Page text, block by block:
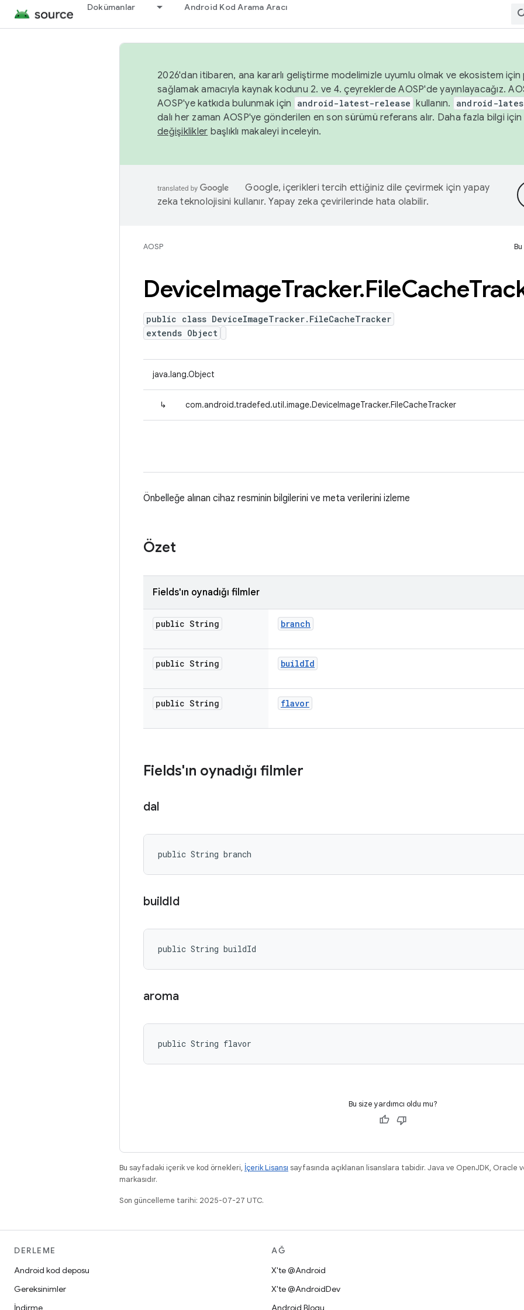
Dokümanlar Android Kod Arama Aracı
2026'dan itibaren, ana kararlı geliştirme modelimizle uyumlu olmak ve ekosistem için
sağlamak amacıyla kaynak kodunu 2. ve 4. çeyreklerde AOSP'de yayınlayacağız.
AOSP'ye katkıda bulunmak için
android-latest-release kullanın. android-
dalı her zaman AOSP'ye gönderilen en son sürümü referans alır. Daha fazla bilgi için
değişiklikler başlıklı makaleyi inceleyin.
Google, içerikleri tercih ettiğiniz dile çevirmek için yapay
zeka teknolojisini kullanır. Yapay zeka çevirilerinde hata olabilir.
AOSP
DeviceImageTracker.FileCache
public class DeviceImageTracker.FileCacheTracker
extends Object
java.lang.Object
↳ com.android.tradefed.util.image.DeviceImageTracker.FileCacheTracker
Önbelleğe alınan cihaz resminin bilgilerini ve meta verilerini izleme
Özet
Fields'ın oynadığı filmler
public String branch
public String buildId
public String flavor
Fields'ın oynadığı filmler
dal
public String branch
buildId
public String buildId
aroma
public String flavor
Bu size yardımcı oldu mu?
Bu sayfadaki içerik ve kod örnekleri, İçerik Lisansı sayfasında açıklanan lisanslara tabidir. Java ve OpenJDK, Oracle
markasıdır.
Son güncelleme tarihi: 2025-07-27 UTC.
DERLEME
Android kod deposu
Gereksinimler
İndirme
AĞ
X'te @Android
X'te @AndroidDev
Android Blogu